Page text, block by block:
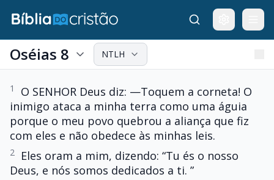
Oséias 8 NTLH
1
O SENHOR Deus diz: —Toquem a corneta! O
inimigo ataca a minha terra como uma águia
porque o meu povo quebrou a aliança que fiz
com eles e não obedece às minhas leis.
2
Eles oram a mim, dizendo: “Tu és o nosso
Deus, e nós somos dedicados a ti. ”